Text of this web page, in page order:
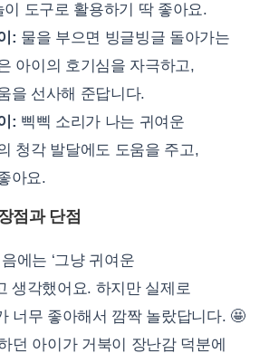
도구로 활용하기 딱 좋아요.
: 물을 부으면 빙글빙글 돌아가는
아이의 호기심을 자극하고,
을 선사해 준답니다.
: 삑삑 소리가 나는 귀여운
청각 발달에도 도움을 주고,
아요.
점과 단점
에는 ‘그냥 귀여운
생각했어요. 하지만 실제로
너무 좋아해서 깜짝 놀랐답니다. 🤩
던 아이가 거북이 장난감 덕분에